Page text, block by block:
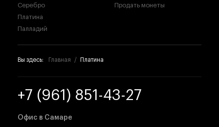
Серебро
Платина
Палладий
Продать монеты
Вы здесь: Главная Платина
+7 (961) 851-43-27
Офис в Самаре